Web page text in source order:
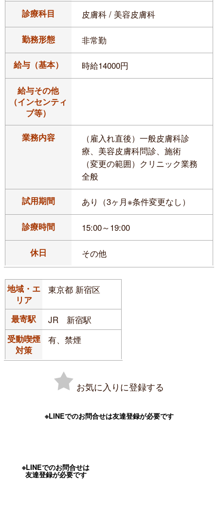
診療科目 皮膚科 / 美容皮膚科
勤務形態 非常勤
給与（基本） 時給14000円
給与その他
（インセンティ
ブ等）
業務内容
（雇入れ直後）一般皮膚科診
療、美容皮膚科問診、施術
（変更の範囲）クリニック業務
全般
試用期間 あり（3ヶ月※条件変更なし）
診療時間 15:00～19:00
休日 その他
地域・エ
リア
東京都 新宿区
最寄駅 JR 新宿駅
受動喫煙
対策
有、禁煙
お気に入りに登録する
※LINEでのお問合せは友達登録が必要です
※LINEでのお問合せは
友達登録が必要です